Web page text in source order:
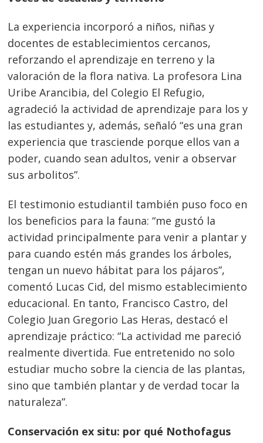
La experiencia incorporó a niños, niñas y
docentes de establecimientos cercanos,
reforzando el aprendizaje en terreno y la
valoración de la flora nativa. La profesora Lina
Uribe Arancibia, del Colegio El Refugio,
agradeció la actividad de aprendizaje para los y
las estudiantes y, además, señaló “es una gran
experiencia que trasciende porque ellos van a
poder, cuando sean adultos, venir a observar
sus arbolitos”.
El testimonio estudiantil también puso foco en
los beneficios para la fauna: “me gustó la
actividad principalmente para venir a plantar y
para cuando estén más grandes los árboles,
tengan un nuevo hábitat para los pájaros”,
comentó Lucas Cid, del mismo establecimiento
educacional. En tanto, Francisco Castro, del
Colegio Juan Gregorio Las Heras, destacó el
aprendizaje práctico: “La actividad me pareció
realmente divertida. Fue entretenido no solo
estudiar mucho sobre la ciencia de las plantas,
sino que también plantar y de verdad tocar la
naturaleza”.
Conservación ex situ: por qué Nothofagus